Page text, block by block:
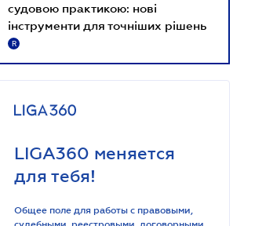
судовою практикою: нові
інструменти для точніших рішень
R
LIGA360 меняется
для тебя!
Общее поле для работы с правовыми,